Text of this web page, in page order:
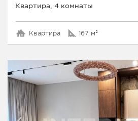
Квартира, 4 комнаты
Квартира 167 м²